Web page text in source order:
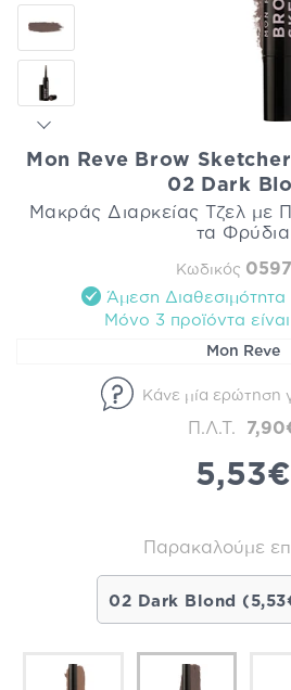
Mon Reve Brow
02 Dark
Μακράς Διαρκείας Τζελ με
τα Φρύδια
Κωδικός
Άμεση
Mόνο 3 προϊόντα
Mon Reve
Κάνε μία ερώτηση
Π.Λ.Τ.
5,53€
Παρακαλούμε
02 Dark Blond